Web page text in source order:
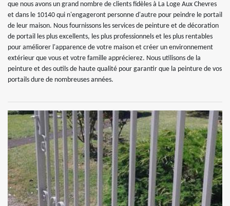
que nous avons un grand nombre de clients fidèles à La Loge Aux Chevres
et dans le 10140 qui n'engageront personne d'autre pour peindre le portail
de leur maison. Nous fournissons les services de peinture et de décoration
de portail les plus excellents, les plus professionnels et les plus rentables
pour améliorer l'apparence de votre maison et créer un environnement
extérieur que vous et votre famille apprécierez. Nous utilisons de la
peinture et des outils de haute qualité pour garantir que la peinture de vos
portails dure de nombreuses années.